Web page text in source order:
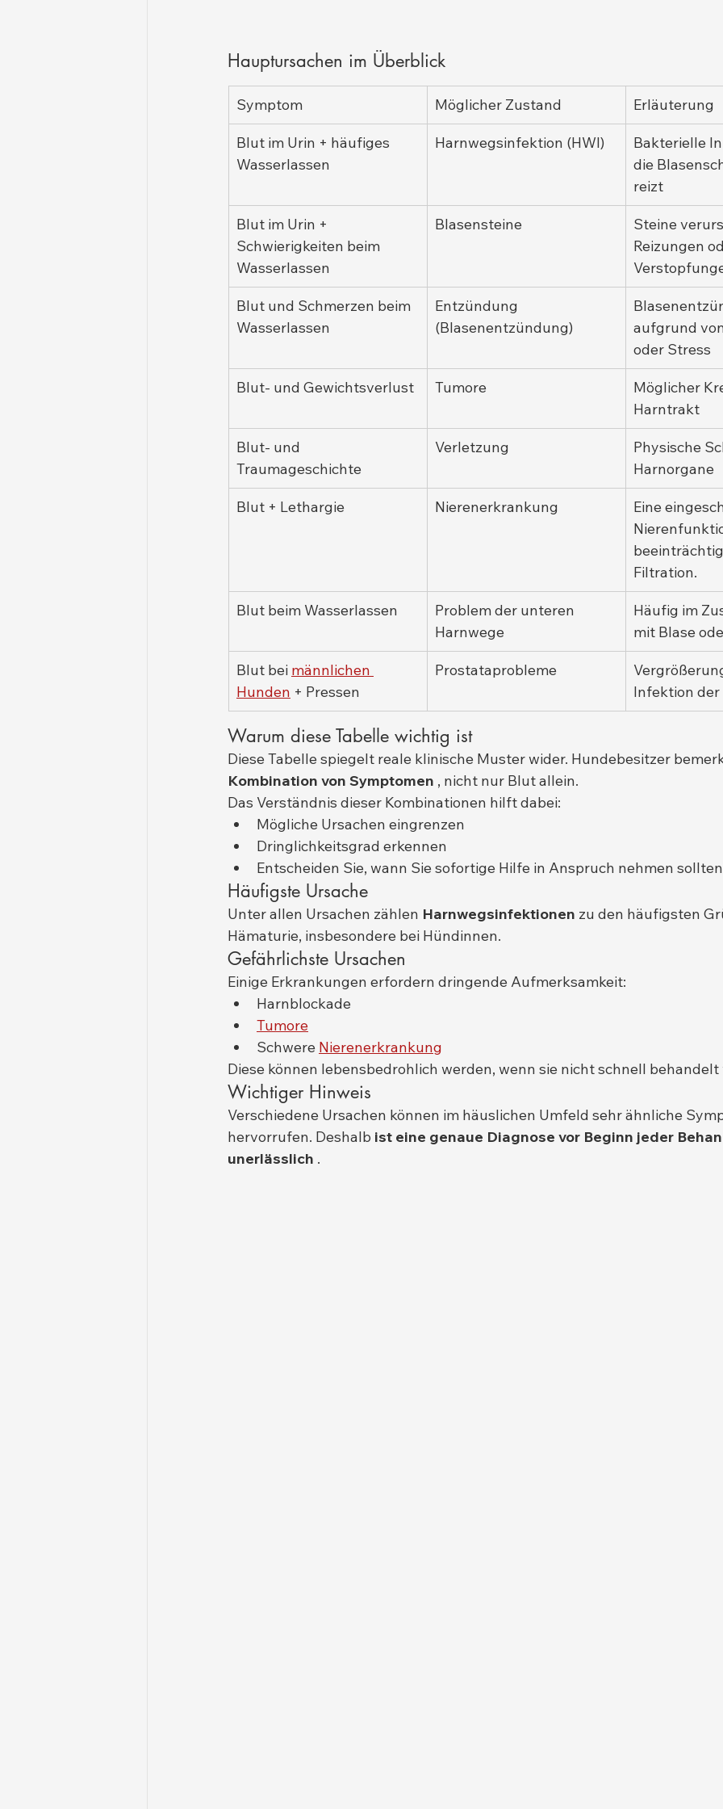
Hauptursachen im Überblick
Symptom Möglicher Zustand Erläuterung
Blut im Urin + häufiges
Wasserlassen
Harnwegsinfektion (HWI)
Bakterielle
die
reizt
Blut im Urin +
Schwierigkeiten beim
Wasserlassen
Blasensteine
Steine
Reizungen
Blut und Schmerzen beim
Wasserlassen
Entzündung
(Blasenentzündung)
aufgrund
oder Stress
Blut- und Gewichtsverlust Tumore
Möglicher
Harntrakt
Blut- und
Traumageschichte
Verletzung
Physische
Harnorgane
Blut + Lethargie Nierenerkrankung
Eine
Filtration.
Blut beim Wasserlassen
Problem der unteren
Harnwege
Häufig im
mit Blase
Blut bei männlichen
Hunden + Pressen
Prostataprobleme
Infektion
Warum diese Tabelle wichtig ist
Diese Tabelle spiegelt reale klinische Muster wider. Hundebesitzer
Kombination von Symptomen , nicht nur Blut allein.
Das Verständnis dieser Kombinationen hilft dabei:
Mögliche Ursachen eingrenzen
Dringlichkeitsgrad erkennen
Entscheiden Sie, wann Sie sofortige Hilfe in Anspruch nehmen
Häufigste Ursache
Unter allen Ursachen zählen Harnwegsinfektionen zu den häufigsten
Hämaturie, insbesondere bei Hündinnen.
Gefährlichste Ursachen
Einige Erkrankungen erfordern dringende Aufmerksamkeit:
Harnblockade
Tumore
Schwere Nierenerkrankung
Diese können lebensbedrohlich werden, wenn sie nicht schnell behandelt
Wichtiger Hinweis
Verschiedene Ursachen können im häuslichen Umfeld sehr ähnliche
hervorrufen. Deshalb ist eine genaue Diagnose vor Beginn jeder
unerlässlich .